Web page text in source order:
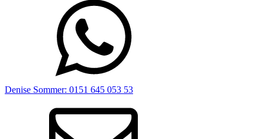
Denise Sommer: 0151 645 053 53